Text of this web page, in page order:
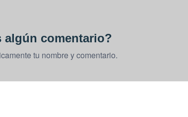
algún comentario?
tu nombre y comentario.